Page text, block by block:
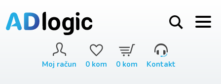
Moj račun 0 kom 0 kom Kontakt